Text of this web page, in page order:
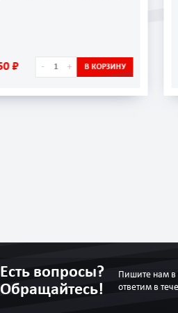
₽ - + В КОРЗИНУ
Есть вопросы?
Обращайтесь!
Пишите нам в
ответим в